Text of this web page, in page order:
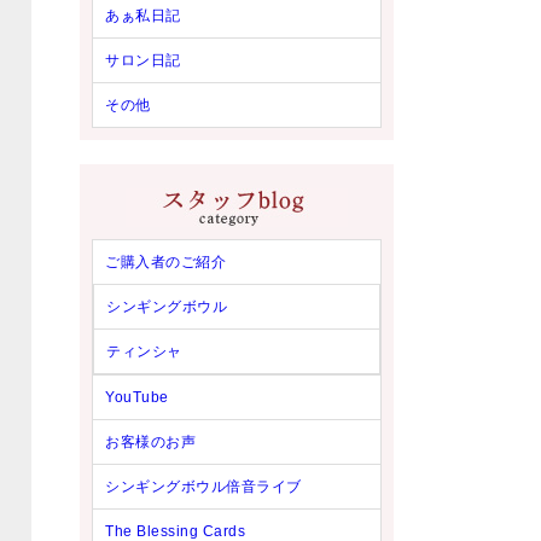
あぁ私日記
サロン日記
その他
ご購入者のご紹介
シンギングボウル
ティンシャ
YouTube
お客様のお声
シンギングボウル倍音ライブ
The Blessing Cards